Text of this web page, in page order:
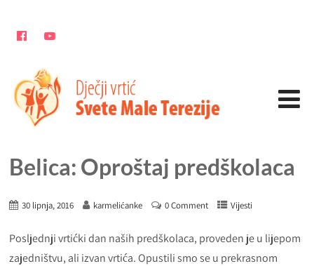
Belica: Oproštaj predškolaca
30 lipnja, 2016 karmelićanke 0 Comment Vijesti
Posljednji vrtićki dan naših predškolaca, proveden je u lijepom
zajedništvu, ali izvan vrtića. Opustili smo se u prekrasnom